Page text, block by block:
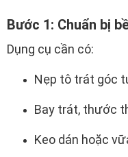
Bước 1: Chuẩn bị
Dụng cụ cần có:
Nẹp tô trát góc
Bay trát, thước
Keo dán hoặc